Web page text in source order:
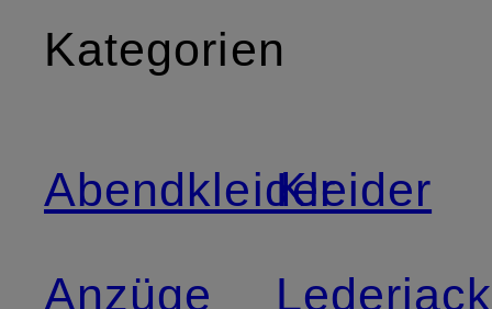
Kategorien
Abendkleider
Anzüge
Kleider